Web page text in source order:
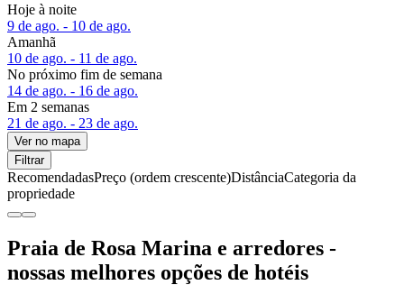
Hoje à noite
9 de ago. - 10 de ago.
Amanhã
10 de ago. - 11 de ago.
No próximo fim de semana
14 de ago. - 16 de ago.
Em 2 semanas
21 de ago. - 23 de ago.
Ver no mapa
Filtrar
RecomendadasPreço (ordem crescente)DistânciaCategoria da
propriedade
Praia de Rosa Marina e arredores -
nossas melhores opções de hotéis